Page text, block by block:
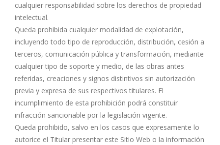
cualquier responsabilidad sobre los derechos de propiedad
intelectual.
Queda prohibida cualquier modalidad de explotación,
incluyendo todo tipo de reproducción, distribución, cesión a
terceros, comunicación pública y transformación, mediante
cualquier tipo de soporte y medio, de las obras antes
referidas, creaciones y signos distintivos sin autorización
previa y expresa de sus respectivos titulares. El
incumplimiento de esta prohibición podrá constituir
infracción sancionable por la legislación vigente.
Queda prohibido, salvo en los casos que expresamente lo
autorice el Titular presentar este Sitio Web o la información